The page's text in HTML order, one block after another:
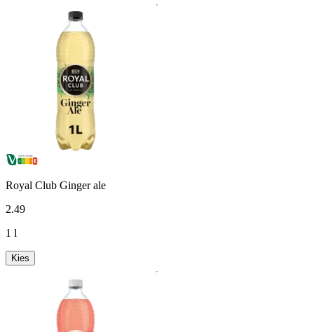
Royal Club Ginger ale
2.49
1 l
Kies